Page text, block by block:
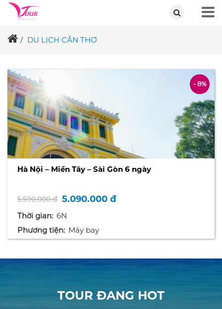
DU LỊCH CẦN THƠ
- 8%
Hà Nội – Miền Tây – Sài Gòn 6 ngày
5.590.000 đ 5.090.000 đ
Thời gian: 6N
Phương tiện: Máy bay
TOUR ĐANG HOT